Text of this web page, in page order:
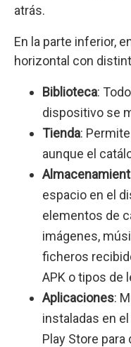
atrás.
En la parte inferior,
horizontal con
Biblioteca:
dispositivo se
Tienda:
aunque el
espacio en el
elementos de
imágenes,
ficheros
APK o tipos de
Aplicaciones:
instaladas en
Play Store